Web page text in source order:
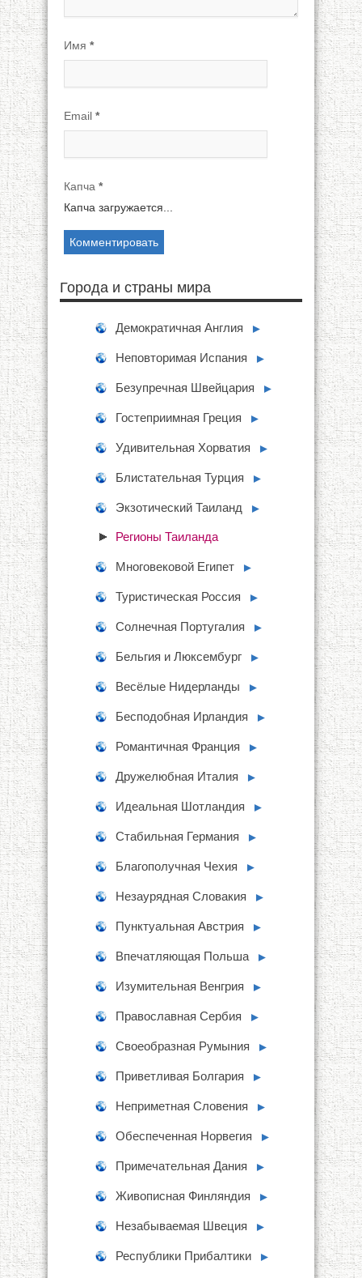
Имя *
Email *
Капча *
Капча загружается...
Города и страны мира
Демократичная Англия ►
Неповторимая Испания ►
Безупречная Швейцария ►
Гостеприимная Греция ►
Удивительная Хорватия ►
Блистательная Турция ►
Экзотический Таиланд ►
Регионы Таиланда
Многовековой Египет ►
Туристическая Россия ►
Солнечная Португалия ►
Бельгия и Люксембург ►
Весёлые Нидерланды ►
Бесподобная Ирландия ►
Романтичная Франция ►
Дружелюбная Италия ►
Идеальная Шотландия ►
Стабильная Германия ►
Благополучная Чехия ►
Незаурядная Словакия ►
Пунктуальная Австрия ►
Впечатляющая Польша ►
Изумительная Венгрия ►
Православная Сербия ►
Своеобразная Румыния ►
Приветливая Болгария ►
Неприметная Словения ►
Обеспеченная Норвегия ►
Примечательная Дания ►
Живописная Финляндия ►
Незабываемая Швеция ►
Республики Прибалтики ►